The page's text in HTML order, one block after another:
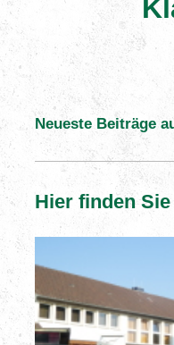
Neueste Beiträge
Hier finden